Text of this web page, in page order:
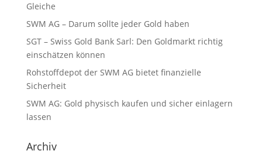
Gleiche
SWM AG – Darum sollte jeder Gold haben
SGT – Swiss Gold Bank Sarl: Den Goldmarkt richtig
einschätzen können
Rohstoffdepot der SWM AG bietet finanzielle
Sicherheit
SWM AG: Gold physisch kaufen und sicher einlagern
lassen
Archiv